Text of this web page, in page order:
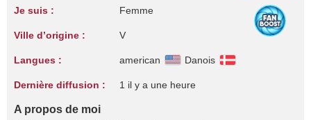
Je suis : Femme
Ville d’origine : V
Langues : american Danois
Dernière diffusion : 1 il y a une heure
A propos de moi